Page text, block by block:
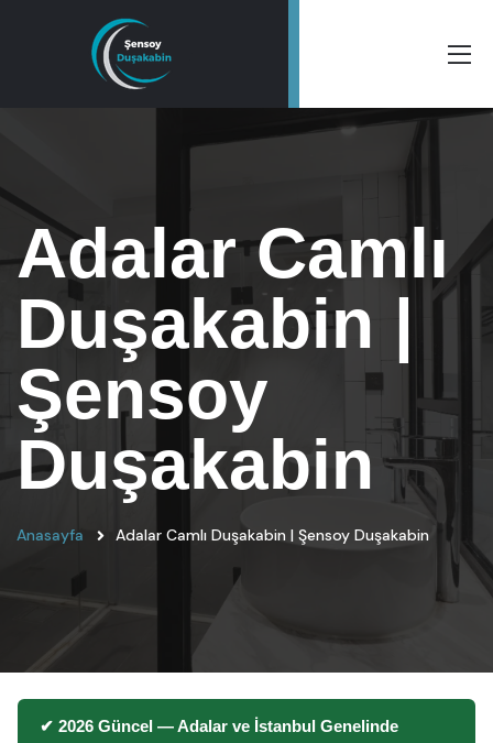
Adalar Camlı
Duşakabin |
Şensoy
Duşakabin
Anasayfa Adalar Camlı Duşakabin | Şensoy Duşakabin
✔ 2026 Güncel — Adalar ve İstanbul Genelinde